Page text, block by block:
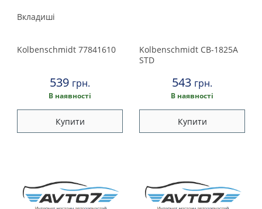
Вкладиші
Kolbenschmidt 77841610
539 грн.
В наявності
Купити
Kolbenschmidt CB-1825A
STD
543 грн.
В наявності
Купити